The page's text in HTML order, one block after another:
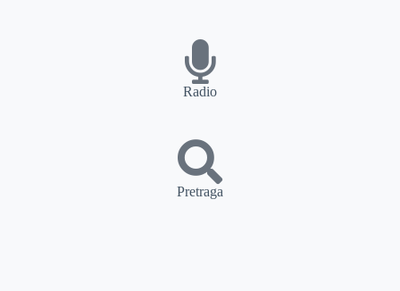
Radio
Pretraga